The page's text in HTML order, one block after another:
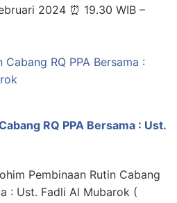
2024 ⏰ 19.30 WIB –
RQ PPA Bersama : Ust.
Pembinaan Rutin Cabang
: Ust. Fadli Al Mubarok (